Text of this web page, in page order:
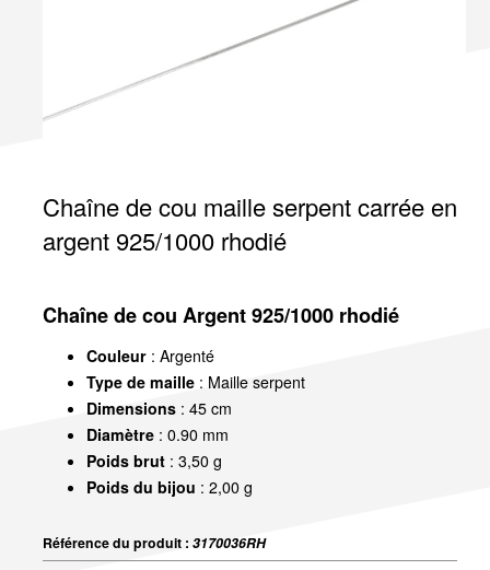
Chaîne de cou maille serpent carrée en
argent 925/1000 rhodié
Chaîne de cou Argent 925/1000 rhodié
Couleur: Argenté
Type de maille: Maille serpent
Dimensions: 45 cm
Diamètre: 0.90 mm
Poids brut: 3,50 g
Poids du bijou : 2,00 g
Référence du produit : 3170036RH